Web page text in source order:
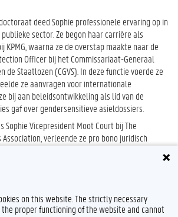
deed Sophie professionele ervaring op in
sector. Ze begon haar carrière als
KPMG, waarna ze de overstap maakte naar de
Officer bij het Commissariaat-Generaal
de Staatlozen (CGVS). In deze functie voerde ze
ze aanvragen voor internationale
bij aan beleidsontwikkeling als lid van de
gaf over gendersensitieve asieldossiers.
Sophie Vicepresident Moot Court bij The
verleende ze pro bono juridisch
als lid van de Raad van State.
on this website. The strictly necessary
proper functioning of the website and cannot